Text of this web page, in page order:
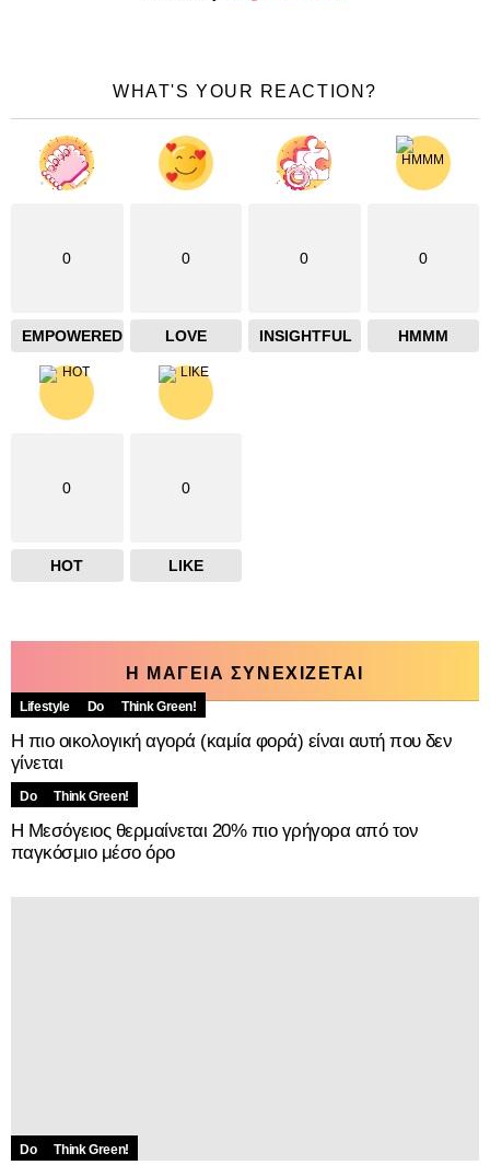
WHAT'S YOUR REACTION?
0
EMPOWERED
0
LOVE
0
INSIGHTFUL
0
HMMM
0
HOT
0
LIKE
Η ΜΑΓΕΙΑ ΣΥΝΕΧΙΖΕΤΑΙ
Lifestyle Do Think Green!
Η πιο οικολογική αγορά (καμία φορά) είναι αυτή που δεν
γίνεται
Do Think Green!
Η Μεσόγειος θερμαίνεται 20% πιο γρήγορα από τον
παγκόσμιο μέσο όρο